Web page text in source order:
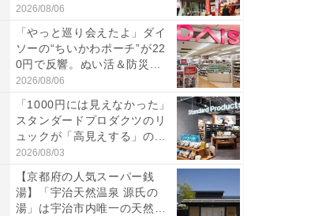
伊...
2026/08/06
「やっと巡り会えたよ」ダイ
ソーの“ちいかわポーチ”が22
0円で反響。ぬい活＆防災...
2026/08/06
「1000円には見えなかった」
スタンダードプロダクツのリ
ュックが「高見えする」の...
2026/08/03
【京都府の人気スーパー銭
湯】「宇治天然温泉 源氏の
湯」は宇治市内唯一の天然温